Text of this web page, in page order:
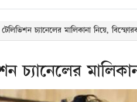
চ্যানেলের মালিকানা নিয়ে,
চ্যানেলের